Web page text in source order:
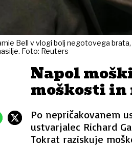
Bell v vlogi bolj negotovega
Foto: Reuters
Napol
moškosti
Po nepričakovanem
ustvarjalec Richard
Tokrat raziskuje